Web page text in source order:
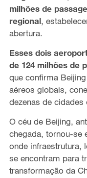
milhões de
regional,
abertura.
Esses dois
de 124 milhões de
que confirma
aéreos globais,
dezenas de
O céu de Beijing,
chegada, tornou-se
onde infraestrutura,
se encontram para
transformação da